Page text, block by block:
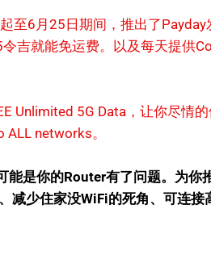
至6月25日期间，推出了
吉就能免运费。以及每天提供
Unlimited 5G Data，让你尽情
networks。
能是你的Router有了问题。为你
减少住家没WiFi的死角、可连接